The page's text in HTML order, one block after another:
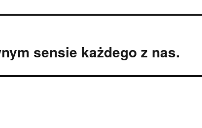
sensie każdego z nas.